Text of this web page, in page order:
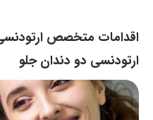
اقدامات متخصص
ارتودنسی دو دندان جلو